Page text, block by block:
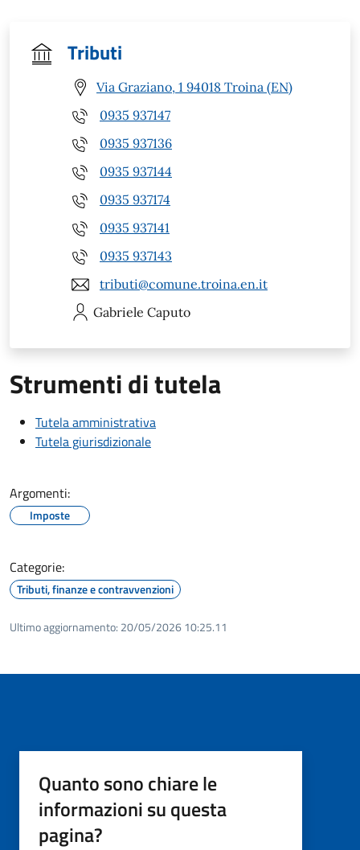
Tributi
Via Graziano, 1 94018 Troina (EN)
0935 937147
0935 937136
0935 937144
0935 937174
0935 937141
0935 937143
tributi@comune.troina.en.it
Gabriele Caputo
Strumenti di tutela
Tutela amministrativa
Tutela giurisdizionale
Argomenti:
Imposte
Categorie:
Tributi, finanze e contravvenzioni
Ultimo aggiornamento: 20/05/2026 10:25.11
Quanto sono chiare le
informazioni su questa
pagina?